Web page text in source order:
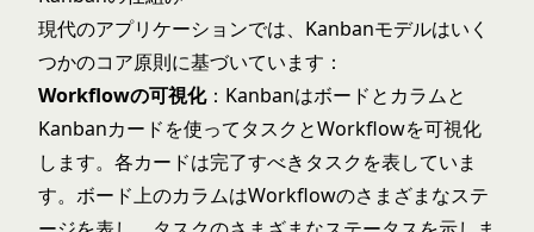
現代のアプリケーションでは、Kanbanモデルはいく
つかのコア原則に基づいています：
Workflowの可視化：Kanbanはボードとカラムと
Kanbanカードを使ってタスクとWorkflowを可視化
します。各カードは完了すべきタスクを表していま
す。ボード上のカラムはWorkflowのさまざまなステ